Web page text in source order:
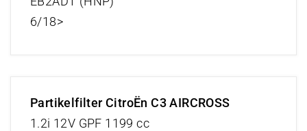
6/18>
Partikelfilter CitroËn C3 AIRCROSS
1.2i 12V GPF 1199 cc